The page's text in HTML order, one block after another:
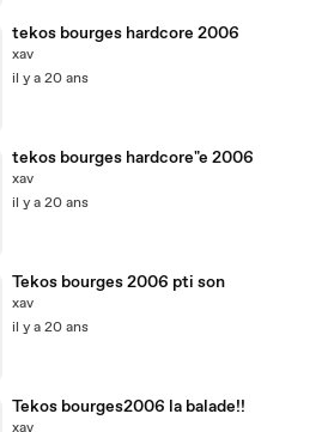
tekos bourges hardcore 2006
xav
il y a 20 ans
tekos bourges hardcore"e 2006
xav
il y a 20 ans
Tekos bourges 2006 pti son
xav
il y a 20 ans
Tekos bourges2006 la balade!!